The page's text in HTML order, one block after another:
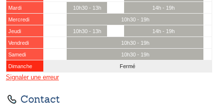
Mardi
10h30 - 13h
14h - 19h
Mercredi
10h30 - 19h
Jeudi
10h30 - 13h
14h - 19h
Vendredi
10h30 - 19h
Samedi
10h30 - 19h
Dimanche
Fermé
Signaler une erreur
Contact